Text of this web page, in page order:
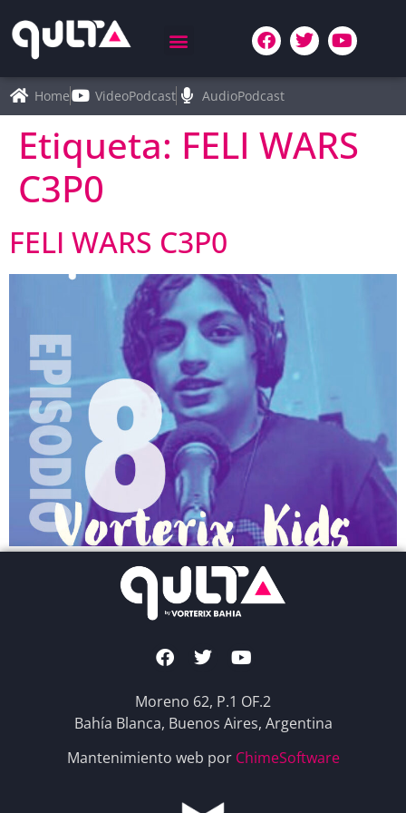
Home VideoPodcast AudioPodcast
Etiqueta: FELI WARS
C3P0
FELI WARS C3P0
Moreno 62, P.1 OF.2
Bahía Blanca, Buenos Aires, Argentina
Mantenimiento web por ChimeSoftware